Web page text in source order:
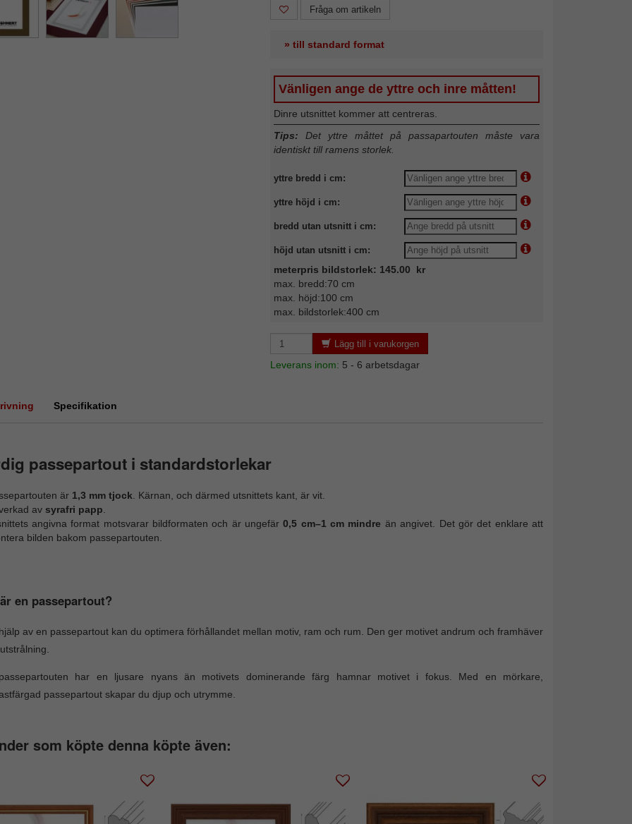
Fråga om artikeln
» till standard format
Vänligen ange de yttre och inre måtten!
Dinre utsnittet kommer att centreras.
Tips: Det yttre måttet på passapartouten måste vara
identiskt till ramens storlek.
yttre bredd i cm:
yttre höjd i cm:
bredd utan utsnitt i cm:
höjd utan utsnitt i cm:
meterpris bildstorlek: 145.00 kr
max. bredd:70 cm
max. höjd:100 cm
max. bildstorlek:400 cm
Lägg till i varukorgen
Leverans inom: 5 - 6 arbetsdagar
Specifikation
passepartout i standardstorlekar
är 1,3 mm tjock . Kärnan, och därmed utsnittets kant, är vit.
av syrafri papp
angivna format motsvarar bildformaten och är ungefär0,5 cm–1 cm mindre än angivet. Det gör det enklare att
bilden bakom passepartouten.
en passepartout?
av en passepartout kan du optimera förhållandet mellan motiv, ram och rum. Den ger motivet andrum och framhäver
har en ljusare nyans än motivets dominerande färg hamnar motivet i fokus. Med en mörkare,
passepartout skapar du djup och utrymme.
som köpte denna köpte även: